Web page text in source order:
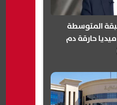
المتوسطة
حارقة دم